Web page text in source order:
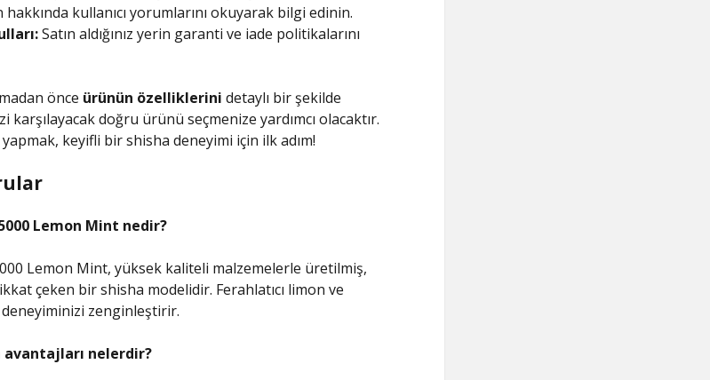
kullanıcı yorumlarını okuyarak bilgi edinin.
Satın aldığınız yerin garanti ve iade politikalarını
önce ürünün özelliklerini detaylı bir şekilde
doğru ürünü seçmenize yardımcı olacaktır.
keyifli bir shisha deneyimi için ilk adım!
Lemon Mint nedir?
Lemon Mint, yüksek kaliteli malzemelerle üretilmiş,
çeken bir shisha modelidir. Ferahlatıcı limon ve
deneyiminizi zenginleştirir.
avantajları nelerdir?